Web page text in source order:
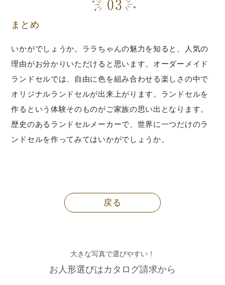
まとめ
いかがでしょうか。ララちゃんの魅力を知ると、人気の
理由がお分かりいただけると思います。オーダーメイド
ランドセルでは、自由に色を組み合わせる楽しさの中で
オリジナルランドセルが出来上がります。ランドセルを
作るという体験そのものがご家族の思い出となります。
歴史のあるランドセルメーカーで、世界に一つだけのラ
ンドセルを作ってみてはいかがでしょうか。
戻る
大きな写真で選びやすい！
お人形選びはカタログ請求から